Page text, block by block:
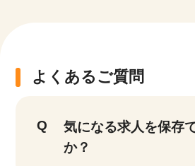
よくあるご質問
気になる求人を保存
か？